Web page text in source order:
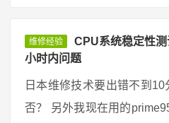
维修经验
CPU系统稳定性
小时内问题
日本维修技术要出错不到
否？ 另外我现在用的